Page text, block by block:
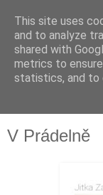
V Prádelně
This site uses
and to analyze
shared with
metrics to
statistics, and to